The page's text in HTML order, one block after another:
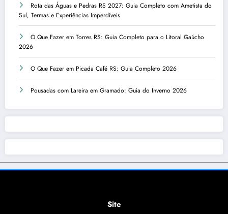
Rota das Águas e Pedras RS 2027: Guia Completo com Ametista do
Sul, Termas e Experiências Imperdíveis
O Que Fazer em Torres RS: Guia Completo para o Litoral Gaúcho
2026
O Que Fazer em Picada Café RS: Guia Completo 2026
Pousadas com Lareira em Gramado: Guia do Inverno 2026
Site